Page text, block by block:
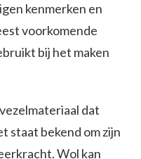
kenmerken en
voorkomende
bij het maken
dat
staat bekend om zijn
Wol kan